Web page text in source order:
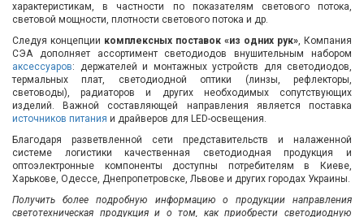
характеристикам, в частности по показателям светового потока,
световой мощности, плотности светового потока и др.
Следуя концепции комплексных поставок «из одних рук», Компания
СЭА дополняет ассортимент светодиодов внушительным набором
аксессуаров: держателей и монтажных устройств для светодиодов,
термальных плат, светодиодной оптики (линзы, рефлекторы,
световоды), радиаторов и других необходимых сопутствующих
изделий. Важной составляющей направления является поставка
источников питания и драйверов для LED-освещения.
Благодаря разветвленной сети представительств и налаженной
системе логистики качественная светодиодная продукция и
оптоэлектронные компоненты доступны потребителям в Киеве,
Харькове, Одессе, Днепропетровске, Львове и других городах Украины.
Получить более подробную информацию о продукции направления
светотехническая продукция и о том, как приобрести светодиодную